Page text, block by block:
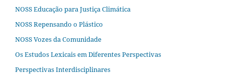
NOSS Educação para Justiça Climática
NOSS Repensando o Plástico
NOSS Vozes da Comunidade
Os Estudos Lexicais em Diferentes Perspectivas
Perspectivas Interdisciplinares